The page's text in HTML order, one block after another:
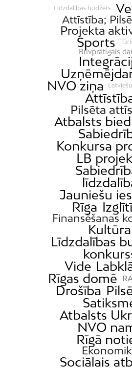
Līdzdalības budžets
Attīstība;
Projekta
Sports
Brīvprātīgais
NVO ziņa
Pilsēta
Atbalsts
Konkursa
LB
Jauniešu
Rīga
Finansēšanas
Kultūra
Līdzdalības
Vide
Rīgas domē
Drošība
Atbalsts
NVO
Rīgā
Sociālais